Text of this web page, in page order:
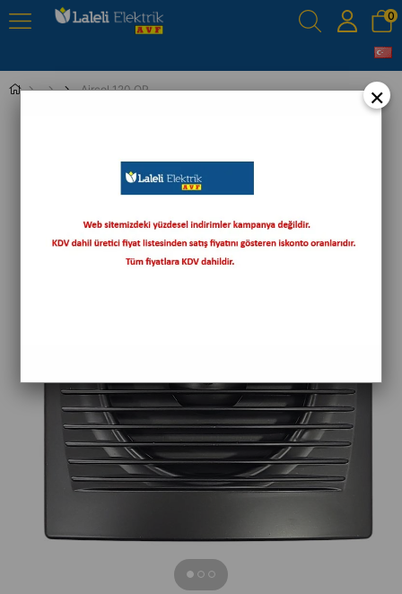
0
Aircol 120 OP Siyah Otomatik Panjurlu Aspiratör
›
×